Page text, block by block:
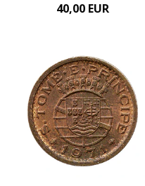
40,00 EUR